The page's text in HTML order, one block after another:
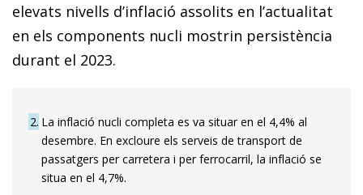
elevats nivells d’inflació assolits en l’actualitat
en els components nucli mostrin persistència
durant el 2023.
2 La inflació nucli completa es va situar en el 4,4% al
desembre. En excloure els serveis de transport de
passatgers per carretera i per ferrocarril, la inflació se
situa en el 4,7%.